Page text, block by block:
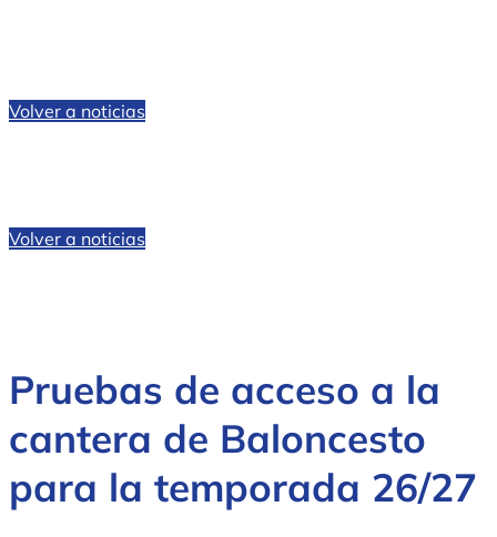
Volver a noticias
Volver a noticias
Pruebas de acceso a la
cantera de Baloncesto
para la temporada 26/27